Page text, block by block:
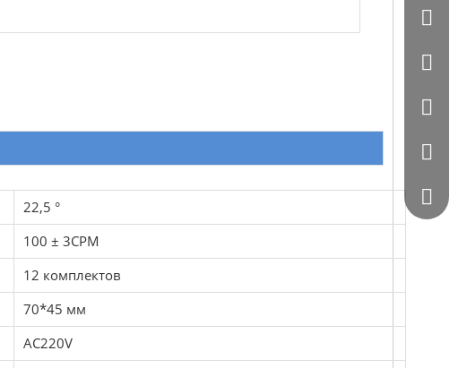
22,5 °
100 ± 3CPM
12 комплектов
70*45 мм
AC220V